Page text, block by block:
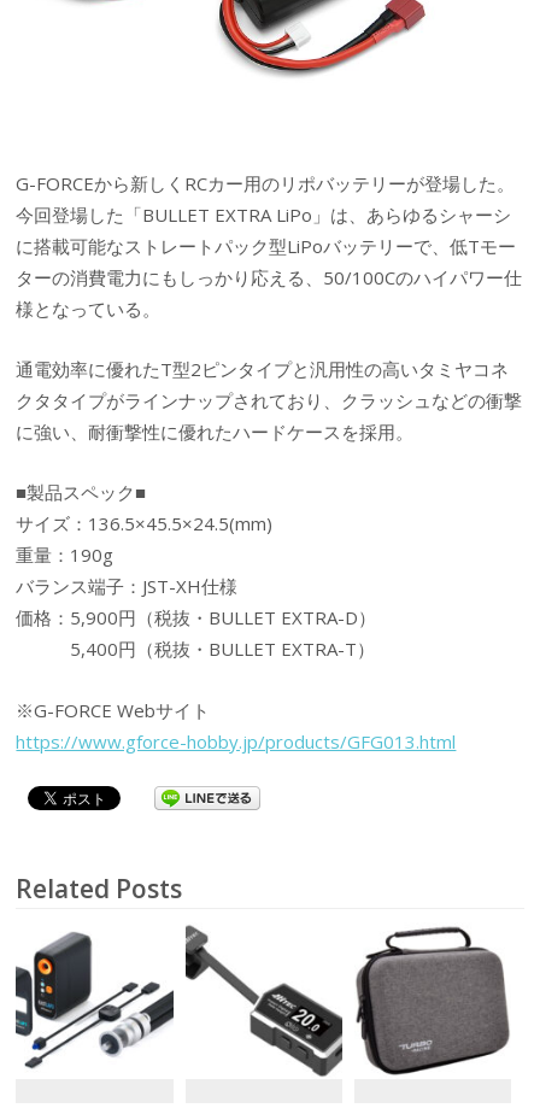
G-FORCEから新しくRCカー用のリポバッテリーが登場した。
今回登場した「BULLET EXTRA LiPo」は、あらゆるシャーシ
に搭載可能なストレートパック型LiPoバッテリーで、低Tモー
ターの消費電力にもしっかり応える、50/100Cのハイパワー仕
様となっている。
通電効率に優れたT型2ピンタイプと汎用性の高いタミヤコネ
クタタイプがラインナップされており、クラッシュなどの衝撃
に強い、耐衝撃性に優れたハードケースを採用。
■製品スペック■
サイズ：136.5×45.5×24.5(mm)
重量：190g
バランス端子：JST-XH仕様
価格：5,900円（税抜・BULLET EXTRA-D）
5,400円（税抜・BULLET EXTRA-T）
※G-FORCE Webサイト
https://www.gforce-hobby.jp/products/GFG013.html
Related Posts